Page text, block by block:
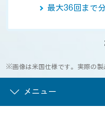
最大36回まで
※画像は米国仕様です。実際の製
メニュー